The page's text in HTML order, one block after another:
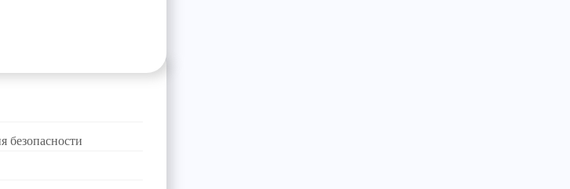
безопасности